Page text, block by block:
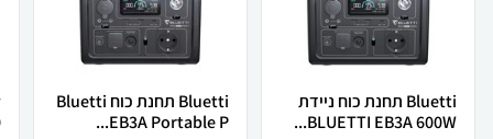
Bluetti תחנת כוח ניידת
BLUETTI EB3A 600W...
Bluetti תחנת כוח Bluetti
EB3A Portable P...